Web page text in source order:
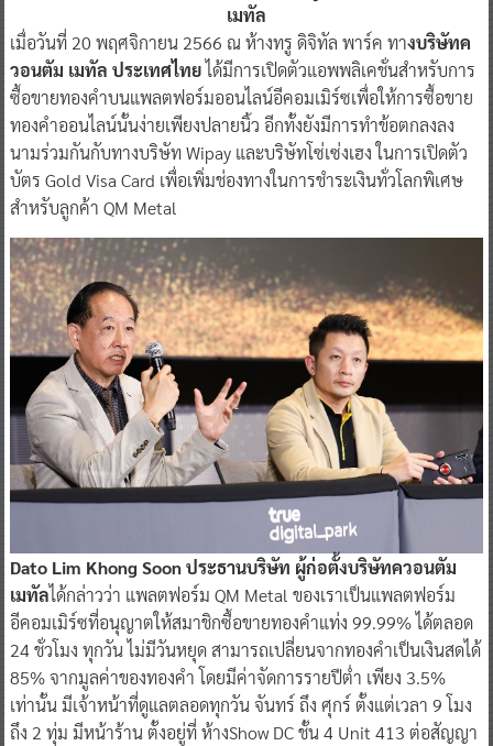
เมทัล
เมื่อวันที่ 20 พฤศจิกายน 2566 ณ ห้างทรู ดิจิทัล พาร์ค ทางบริษัทค
วอนตัม เมทัล ประเทศไทยได้มีการเปิดตัวแอพพลิเคชั่นสำหรับการ
ซื้อขายทองคำบนแพลตฟอร์มออนไลน์อีคอมเมิร์ซเพื่อให้การซื้อขาย
ทองคำออนไลน์นั้นง่ายเพียงปลายนิ้ว อีกทั้งยังมีการทำข้อตกลงลง
นามร่วมกันกับทางบริษัท Wipay และบริษัทโซ่เซ่งเฮง ในการเปิดตัว
บัตร Gold Visa Card เพื่อเพิ่มช่องทางในการชำระเงินทั่วโลกพิเศษ
สำหรับลูกค้า QM Metal
Dato Lim Khong Soon ประธานบริษัท ผู้ก่อตั้งบริษัทควอนตัม
เมทัลได้กล่าวว่า แพลตฟอร์ม QM Metal ของเราเป็นแพลตฟอร์ม
อีคอมเมิร์ซที่อนุญาตให้สมาชิกซื้อขายทองคำแท่ง 99.99% ได้ตลอด
24 ชั่วโมง ทุกวัน ไม่มีวันหยุด สามารถเปลี่ยนจากทองคำเป็นเงินสดได้
85% จากมูลค่าของทองคำ โดยมีค่าจัดการรายปีต่ำ เพียง 3.5%
เท่านั้น มีเจ้าหน้าที่ดูแลตลอดทุกวัน จันทร์ ถึง ศุกร์ ตั้งแต่เวลา 9 โมง
ถึง 2 ทุ่ม มีหน้าร้าน ตั้งอยู่ที่ ห้างShow DC ชั้น 4 Unit 413 ต่อสัญญา